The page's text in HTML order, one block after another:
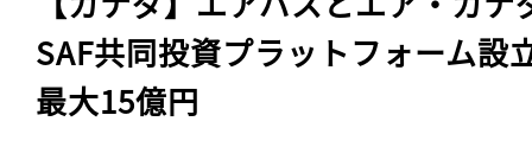
SAF共同投資プラットフォーム設
最大15億円